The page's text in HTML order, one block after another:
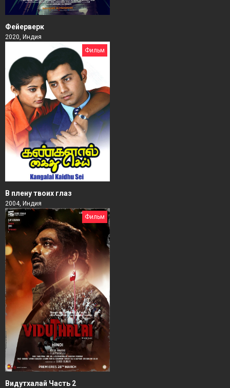
Фейерверк
2020, Индия
Фильм
В плену твоих глаз
2004, Индия
Фильм
Видутхалай Часть 2